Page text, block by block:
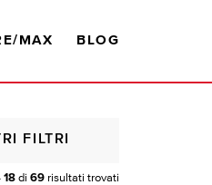
MAX BLOG
18 di 69 risultati trovati
FILTRI